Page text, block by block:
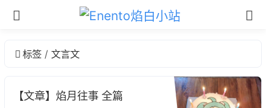
标签 文言文
【文章】焰月往事 全篇